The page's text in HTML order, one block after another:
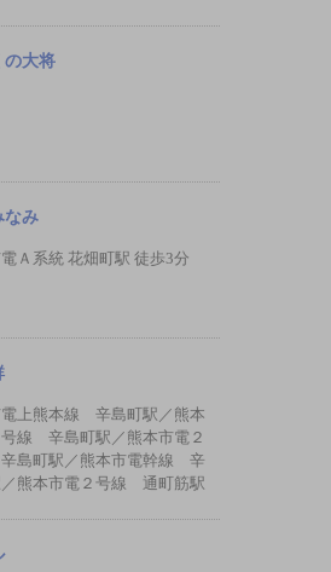
の大将
なみ
Ａ系統 花畑町駅 徒歩3分
電上熊本線 辛島町駅／熊本
線 辛島町駅／熊本市電２
島町駅／熊本市電幹線 辛
熊本市電２号線 通町筋駅